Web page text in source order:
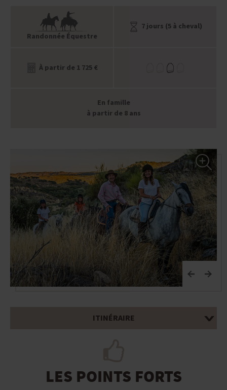
Randonnée Équestre
7 jours (5 à cheval)
À partir de 1 725 €
En famille
à partir de 8 ans
ITINÉRAIRE
LES POINTS FORTS